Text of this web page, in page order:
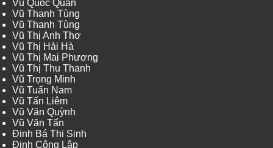
Vũ Quốc Quân
Vũ Thanh Tùng
Vũ Thanh Tùng
Vũ Thị Anh Thơ
Vũ Thị Hải Hà
Vũ Thị Mai Phương
Vũ Thị Thu Thanh
Vũ Trọng Minh
Vũ Tuấn Nam
Vũ Tấn Liêm
Vũ Văn Quỳnh
Vũ Văn Tấn
Đinh Bá Thi Sinh
Đinh Công Lập